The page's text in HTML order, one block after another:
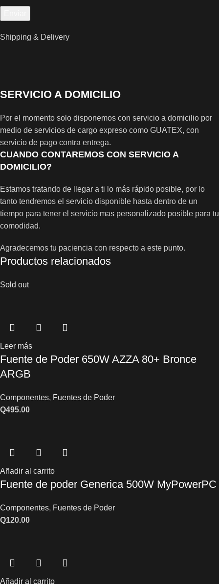
Shipping & Delivery
SERVICIO A DOMICILIO
Por el momento solo disponemos con servicio a domicilio por
medio de servicios de cargo expreso como GUATEX, con
servicio de pago contra entrega.
CUANDO CONTAREMOS CON SERVICIO A
DOMICILIO?
Estamos tratando de llegar a ti lo más rápido posible, por lo
tanto tendremos el servicio disponible hasta dentro de un
tiempo para tener el servicio mas personalizado posible para tu
comodidad.
Agradecemos tu paciencia con respecto a este punto.
Productos relacionados
Sold out
Leer más
Fuente de Poder 650W AZZA 80+ Bronce
ARGB
Componentes, Fuentes de Poder
Q495.00
Añadir al carrito
Fuente de poder Generica 500W MyPowerPC
Componentes, Fuentes de Poder
Q120.00
Añadir al carrito